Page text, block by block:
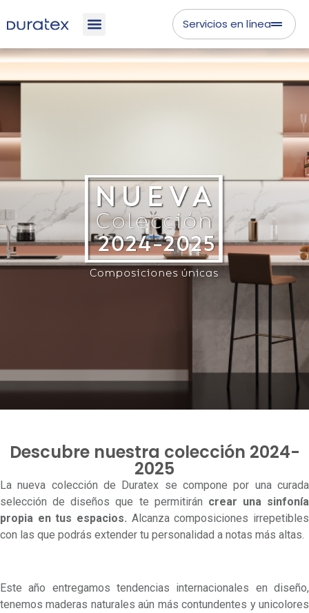
Servicios en línea
Descubre nuestra colección 2024-
2025
La nueva colección de Duratex se compone por una curada
selección de diseños que te permitirán crear una sinfonía
propia en tus espacios. Alcanza composiciones irrepetibles
con las que podrás extender tu personalidad a notas más altas.
Este año entregamos tendencias internacionales en diseño,
tenemos maderas naturales aún más contundentes y unicolores